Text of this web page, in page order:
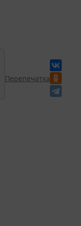
Перепечатка